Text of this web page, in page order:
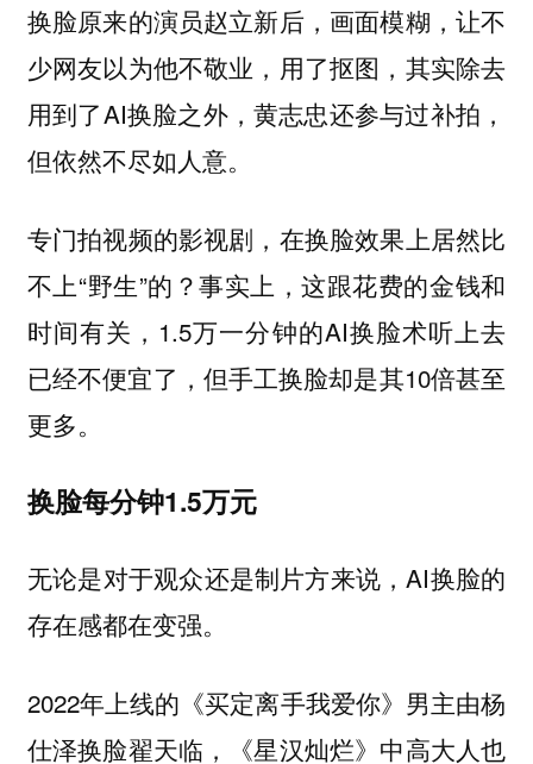
换脸原来的演员赵立新后，画面模糊，让不
少网友以为他不敬业，用了抠图，其实除去
用到了AI换脸之外，黄志忠还参与过补拍，
但依然不尽如人意。
专门拍视频的影视剧，在换脸效果上居然比
不上“野生”的？事实上，这跟花费的金钱和
时间有关，1.5万一分钟的AI换脸术听上去
已经不便宜了，但手工换脸却是其10倍甚至
更多。
换脸每分钟1.5万元
无论是对于观众还是制片方来说，AI换脸的
存在感都在变强。
2022年上线的《买定离手我爱你》男主由杨
仕泽换脸翟天临，《星汉灿烂》中高大人也